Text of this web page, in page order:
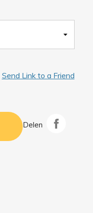
Send Link to a Friend
Delen